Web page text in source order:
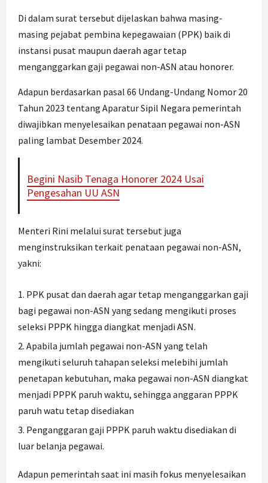
Di dalam surat tersebut dijelaskan bahwa masing-
masing pejabat pembina kepegawaian (PPK) baik di
instansi pusat maupun daerah agar tetap
menganggarkan gaji pegawai non-ASN atau honorer.
Adapun berdasarkan pasal 66 Undang-Undang Nomor 20
Tahun 2023 tentang Aparatur Sipil Negara pemerintah
diwajibkan menyelesaikan penataan pegawai non-ASN
paling lambat Desember 2024.
Begini Nasib Tenaga Honorer 2024 Usai
Pengesahan UU ASN
Menteri Rini melalui surat tersebut juga
menginstruksikan terkait penataan pegawai non-ASN,
yakni:
PPK pusat dan daerah agar tetap menganggarkan gaji
bagi pegawai non-ASN yang sedang mengikuti proses
seleksi PPPK hingga diangkat menjadi ASN.
Apabila jumlah pegawai non-ASN yang telah
mengikuti seluruh tahapan seleksi melebihi jumlah
penetapan kebutuhan, maka pegawai non-ASN diangkat
menjadi PPPK paruh waktu, sehingga anggaran PPPK
paruh watu tetap disediakan
Penganggaran gaji PPPK paruh waktu disediakan di
luar belanja pegawai.
Adapun pemerintah saat ini masih fokus menyelesaikan